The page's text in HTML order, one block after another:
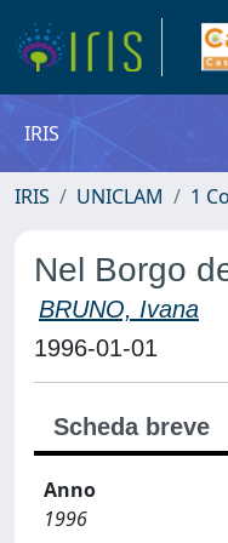
IRIS
IRIS UNICLAM 1
Nel Borgo
BRUNO, Ivana
1996-01-01
Scheda breve
Anno
1996